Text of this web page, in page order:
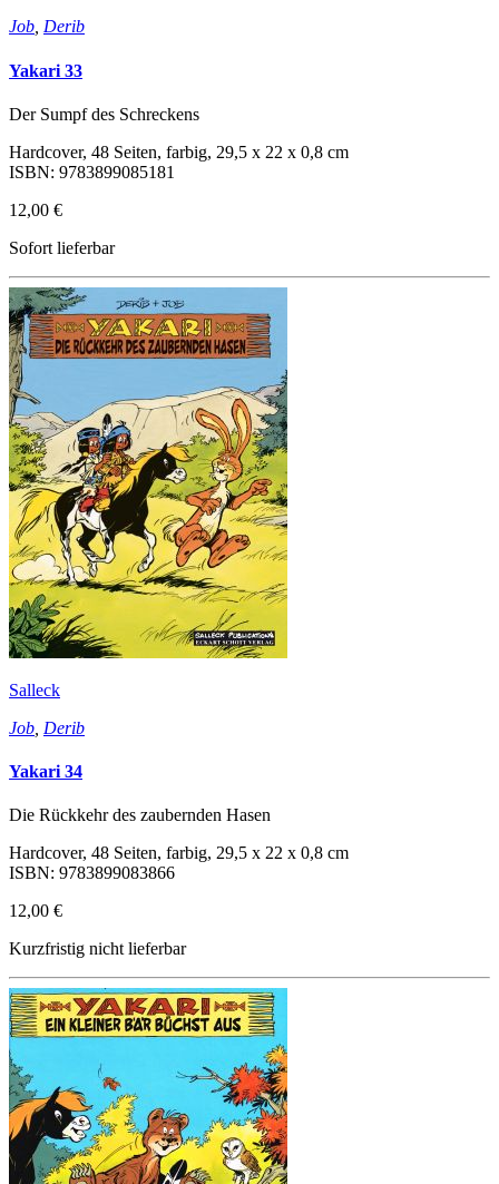
Job, Derib
Yakari 33
Der Sumpf des Schreckens
Hardcover, 48 Seiten, farbig, 29,5 x 22 x 0,8 cm
ISBN: 9783899085181
12,00 €
Sofort lieferbar
Salleck
Job Derib
Yakari 34
Die Rückkehr des zaubernden Hasen
Hardcover, 48 Seiten, farbig, 29,5 x 22 x 0,8 cm
ISBN: 9783899083866
12,00 €
Kurzfristig nicht lieferbar